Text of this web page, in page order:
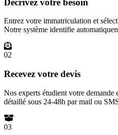
Entrez votre immatriculation et
Notre système identifie
02
Recevez votre devis
Nos experts étudient votre demande
détaillé sous 24-48h par mail ou
03